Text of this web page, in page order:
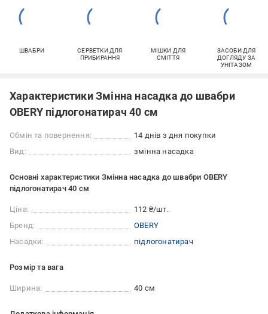
ШВАБРИ
СЕРВЕТКИ ДЛЯ
ПРИБИРАННЯ
МІШКИ ДЛЯ
СМІТТЯ
ЗАСОБИ ДЛЯ
ДОГЛЯДУ ЗА
УНІТАЗОМ
Характеристики Змінна насадка до швабри
OBERY підлогонатирач 40 см
Обмін та повернення:
14 днів з дня покупки
Вид:
змінна насадка
Основні характеристики Змінна насадка до швабри OBERY
підлогонатирач 40 см
Ціна:
112 ₴/шт.
Бренд:
OBERY
Насадки:
підлогонатирач
Розмір та вага
Ширина: 40 см